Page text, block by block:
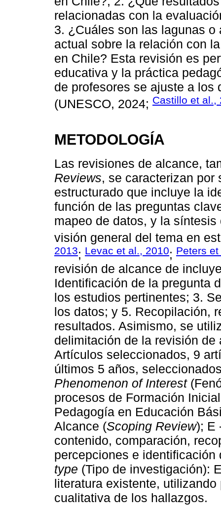
relacionadas con la
3. ¿Cuáles son las lagunas
actual sobre la relación con
en Chile? Esta revisión es
educativa y la práctica
de profesores se ajuste a
(UNESCO, 2024; Castillo et al.,
METODOLOGÍA
Las revisiones de alcance,
Reviews, se caracterizan por
estructurado que incluye la
función de las preguntas
mapeo de datos, y la
visión general del tema en
2013; Levac et al., 2010; Peters
revisión de alcance de
Identificación de la pregunta
los estudios pertinentes; 3.
los datos; y 5. Recopilación,
resultados. Asimismo, se
delimitación de la revisión
Artículos seleccionados, 9
últimos 5 años,
Phenomenon of Interest
procesos de Formación
Pedagogía en Educación
Alcance (Scoping Review); E
contenido, comparación,
percepciones e
type (Tipo de investigación):
literatura existente,
cualitativa de los hallazgos.